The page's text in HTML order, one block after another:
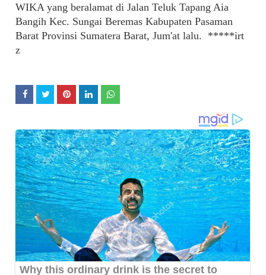
WIKA yang beralamat di Jalan Teluk Tapang Aia
Bangih Kec. Sungai Beremas Kabupaten Pasaman
Barat Provinsi Sumatera Barat, Jum'at lalu. *****irt
z